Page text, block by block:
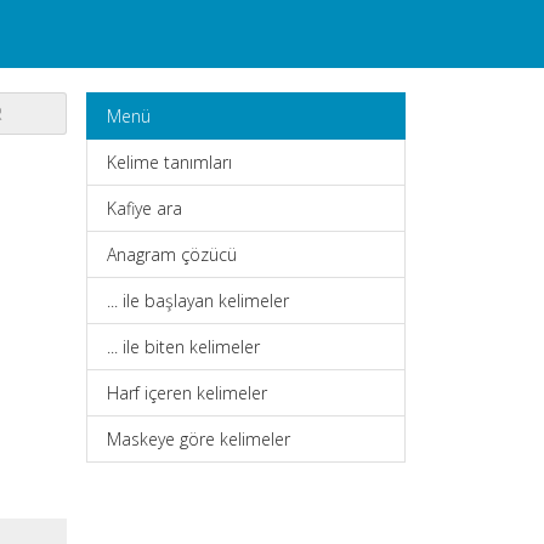
Menü
Kelime tanımları
Kafiye ara
Anagram çözücü
... ile başlayan kelimeler
... ile biten kelimeler
Harf içeren kelimeler
Maskeye göre kelimeler